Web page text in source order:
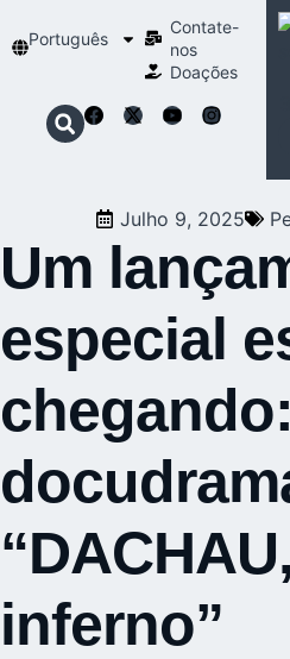
Português
Contate-
nos
Doações
Julho 9, 2025
Um
especial
inferno”